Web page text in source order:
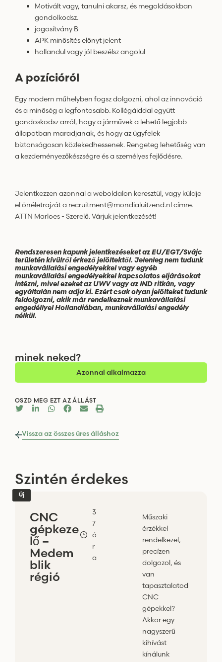
Vissza az összes üres álláshoz
minek neked?
Azonnal alkalmazza
OSZD MEG EZT AZ ÁLLÁST
Motivált vagy, tanulni akarsz, és megoldásokban
gondolkodsz.
jogosítvány B
APK minősítés előnyt jelent
hollandul vagy jól beszélsz angolul
A pozícióról
Egy modern műhelyben fogsz dolgozni, ahol az innováció
és a minőség a legfontosabb. Kollégáiddal együtt
gondoskodsz arról, hogy a járművek a lehető legjobb
állapotban maradjanak, és hogy az ügyfelek
biztonságosan közlekedhessenek. Rengeteg lehetőség van
a kezdeményezőkészségre és a személyes fejlődésre.
Jelentkezzen azonnal a weboldalon keresztül, vagy küldje
el önéletrajzát a recruitment@mondialuitzend.nlcímre.
ATTN Marloes - Szerelő. Várjuk jelentkezését!
Rendszeresen kapunk jelentkezéseket az EU/EGT/Svájc
területén kívülről érkező jelöltektől. Jelenleg nem tudunk
munkavállalási engedélyekkel vagy egyéb
munkavállalási engedélyekkel kapcsolatos eljárásokat
intézni, mivel ezeket az UWV vagy az IND ritkán, vagy
egyáltalán nem adja ki. Ezért csak olyan jelölteket tudunk
feldolgozni, akik már rendelkeznek munkavállalási
engedéllyel Hollandiában, munkavállalási engedély
nélkül.
Szintén érdekes
Új
CNC
gépkeze
lő –
Medem
blik
régió
3
7
ó
r
a
Műszaki
érzékkel
rendelkezel,
precízen
dolgozol, és
van
tapasztalatod
CNC
gépekkel?
Akkor egy
nagyszerű
kihívást
kínálunk